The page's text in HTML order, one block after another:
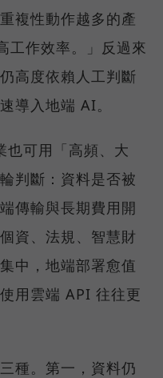
複性動作越多的產
工作效率。」反過來
高度依賴人工判斷
導入地端 AI。
也可用「高頻、大
判斷：資料是否被
傳輸與長期費用開
資、法規、智慧財
中，地端部署愈值
用雲端 API 往往更
種。第一，資料仍